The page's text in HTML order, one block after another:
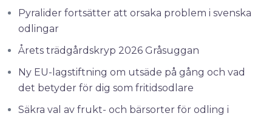
Pyralider fortsätter att orsaka problem i svenska
odlingar
Årets trädgårdskryp 2026 Gråsuggan
Ny EU-lagstiftning om utsäde på gång och vad
det betyder för dig som fritidsodlare
Säkra val av frukt- och bärsorter för odling i